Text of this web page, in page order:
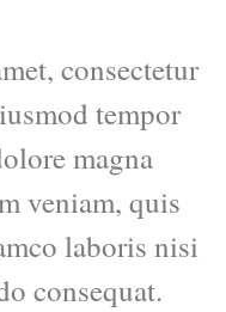
consectetur
tempor
magna
veniam, quis
laboris nisi
consequat.